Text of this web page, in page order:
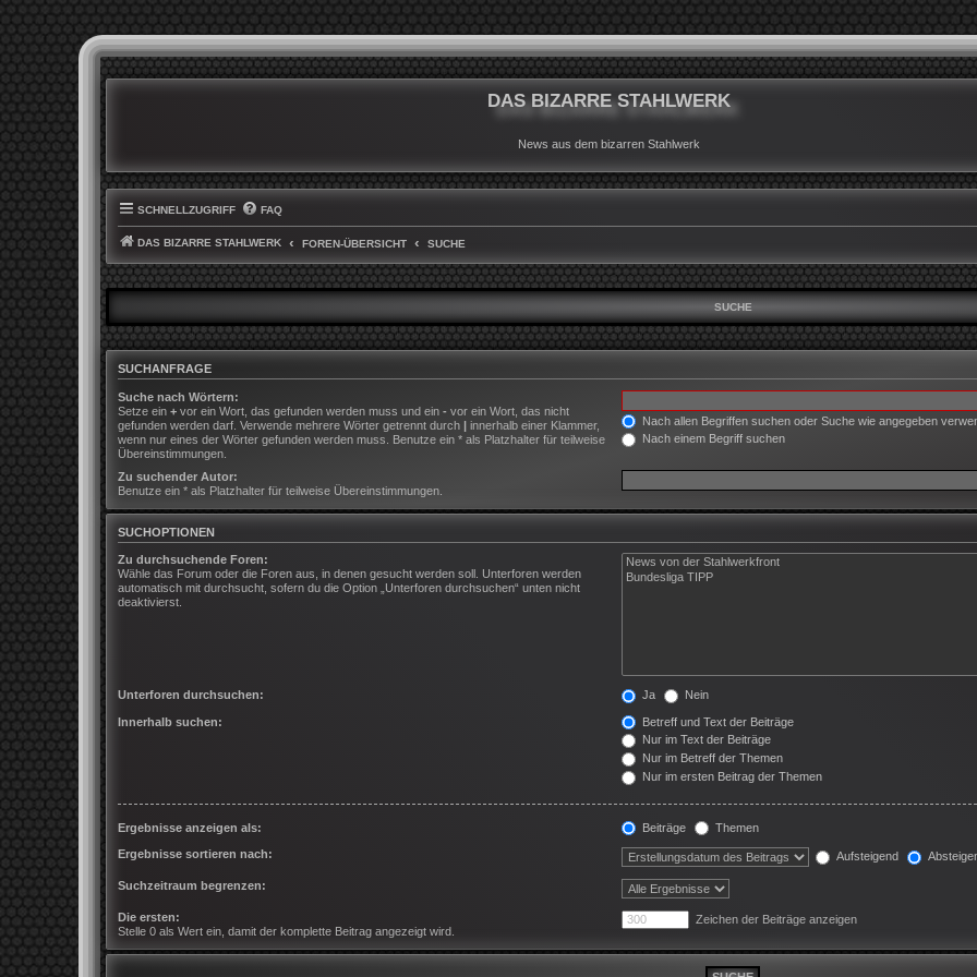
DAS BIZARRE STAHLWERK
News aus dem bizarren Stahlwerk
SCHNELLZUGRIFF FAQ
DAS BIZARRE STAHLWERK FOREN-ÜBERSICHT SUCHE
SUCHE
SUCHANFRAGE
Suche nach Wörtern:
Setze ein + vor ein Wort, das gefunden werden muss und ein - vor ein Wort, das nicht
gefunden werden darf. Verwende mehrere Wörter getrennt durch | innerhalb einer Klammer,
wenn nur eines der Wörter gefunden werden muss. Benutze ein * als Platzhalter für teilweise
Übereinstimmungen.
Nach allen Begriffen suchen oder Suche wie angegeben
Nach einem Begriff suchen
Zu suchender Autor:
Benutze ein * als Platzhalter für teilweise Übereinstimmungen.
SUCHOPTIONEN
Zu durchsuchende Foren:
Wähle das Forum oder die Foren aus, in denen gesucht werden soll. Unterforen werden
automatisch mit durchsucht, sofern du die Option „Unterforen durchsuchen“ unten nicht
deaktivierst.
Unterforen durchsuchen: Ja Nein
Innerhalb suchen:
Betreff und Text der Beiträge
Nur im Text der Beiträge
Nur im Betreff der Themen
Nur im ersten Beitrag der Themen
Ergebnisse anzeigen als: Beiträge Themen
Ergebnisse sortieren nach: Aufsteigend
Suchzeitraum begrenzen:
Die ersten:
Stelle 0 als Wert ein, damit der komplette Beitrag angezeigt wird.
Zeichen der Beiträge anzeigen